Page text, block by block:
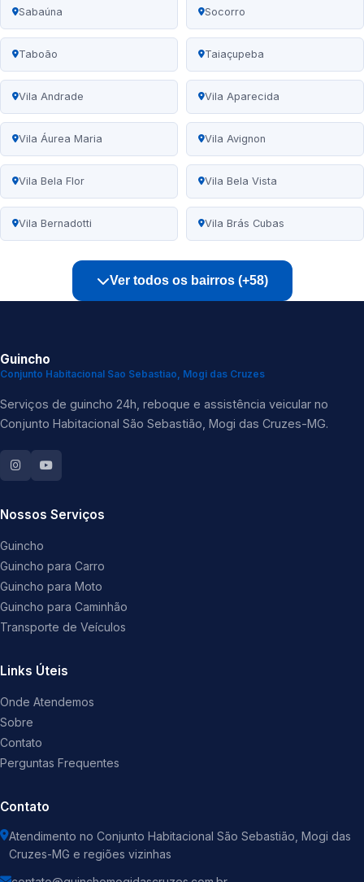
Sabaúna Socorro
Taboão Taiaçupeba
Vila Andrade Vila Aparecida
Vila Áurea Maria Vila Avignon
Vila Bela Flor Vila Bela Vista
Vila Bernadotti Vila Brás Cubas
Ver todos os bairros (+58)
Guincho
Conjunto Habitacional Sao Sebastiao, Mogi das Cruzes
Serviços de guincho 24h, reboque e assistência veicular no
Conjunto Habitacional São Sebastião, Mogi das Cruzes-MG.
Nossos Serviços
Guincho
Guincho para Carro
Guincho para Moto
Guincho para Caminhão
Transporte de Veículos
Links Úteis
Onde Atendemos
Sobre
Contato
Perguntas Frequentes
Contato
Atendimento no Conjunto Habitacional São Sebastião, Mogi das
Cruzes-MG e regiões vizinhas